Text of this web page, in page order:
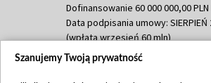
Dofinansowanie 60 000 000,00 PLN
Data podpisania umowy: SIERPIEŃ
(wpłata wrzesień 60 mln)
Dofinansowanie 635 783 051,21 PLN
Szanujemy Twoją prywatność